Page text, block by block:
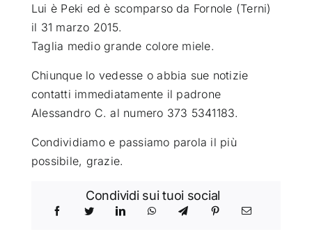
SEMPRE CON ME
Lui è Peki ed è scomparso da Fornole (Terni)
il 31 marzo 2015.
Taglia medio grande colore miele.
Chiunque lo vedesse o abbia sue notizie
contatti immediatamente il padrone
Alessandro C. al numero 373 5341183.
Condividiamo e passiamo parola il più
possibile, grazie.
Condividi sui tuoi social